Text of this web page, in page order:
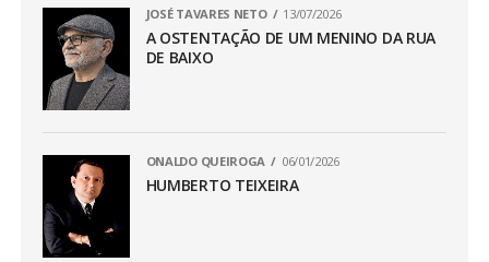
JOSÉ TAVARES NETO 13/07/2026
A OSTENTAÇÃO DE UM MENINO DA RUA
DE BAIXO
ONALDO QUEIROGA 06/01/2026
HUMBERTO TEIXEIRA